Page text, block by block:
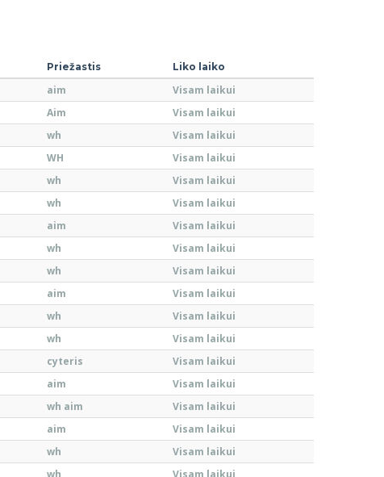
Priežastis Liko laiko
aim
Visam laikui
Aim
Visam laikui
wh
Visam laikui
WH
Visam laikui
wh
Visam laikui
wh
Visam laikui
aim
Visam laikui
wh
Visam laikui
wh
Visam laikui
aim
Visam laikui
wh
Visam laikui
wh
Visam laikui
cyteris
Visam laikui
aim
Visam laikui
wh aim
Visam laikui
aim
Visam laikui
wh
Visam laikui
wh Visam laikui